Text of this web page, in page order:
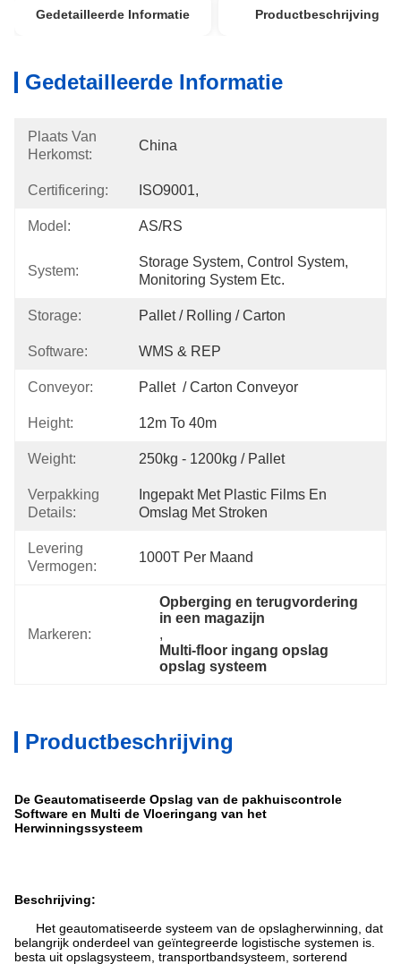
Gedetailleerde Informatie Productbeschrijving
Gedetailleerde Informatie
Plaats Van
Herkomst:
China
Certificering: ISO9001,
Model: AS/RS
System:
Storage System, Control System,
Monitoring System Etc.
Storage: Pallet / Rolling / Carton
Software: WMS & REP
Conveyor: Pallet  / Carton Conveyor
Height: 12m To 40m
Weight: 250kg - 1200kg / Pallet
Verpakking
Details:
Ingepakt Met Plastic Films En
Omslag Met Stroken
Levering
Vermogen:
1000T Per Maand
Markeren:
Opberging en terugvordering
in een magazijn
,
Multi-floor ingang opslag
opslag systeem
Productbeschrijving
De Geautomatiseerde Opslag van de pakhuiscontrole
Software en Multi de Vloeringang van het
Herwinningssysteem
Beschrijving:
Het geautomatiseerde systeem van de opslagherwinning, dat
belangrijk onderdeel van geïntegreerde logistische systemen is.
besta uit opslagsysteem, transportbandsysteem, sorterend